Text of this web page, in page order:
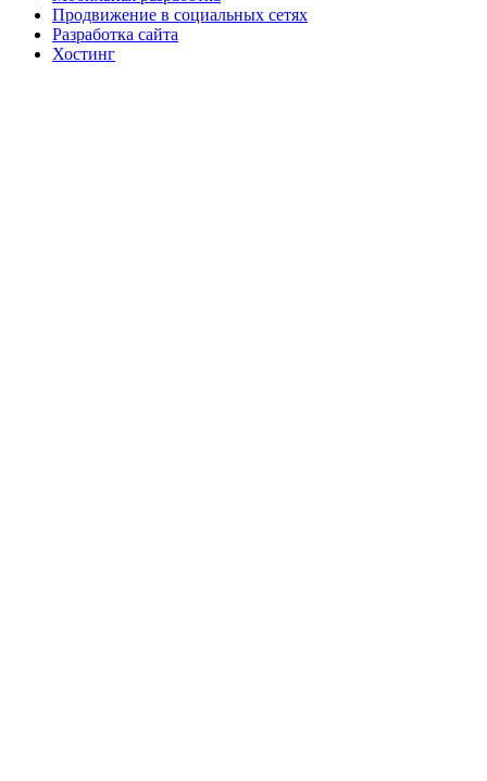
Продвижение в социальных сетях
Разработка сайта
Хостинг